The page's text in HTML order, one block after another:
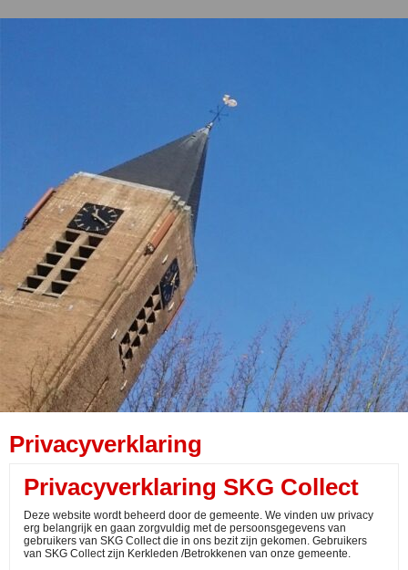
Privacyverklaring
Privacyverklaring SKG Collect
Deze website wordt beheerd door de gemeente. We vinden uw privacy
erg belangrijk en gaan zorgvuldig met de persoonsgegevens van
gebruikers van SKG Collect die in ons bezit zijn gekomen. Gebruikers
van SKG Collect zijn Kerkleden /Betrokkenen van onze gemeente.